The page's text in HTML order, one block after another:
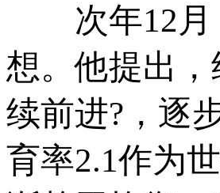
次年12月，
想。他提出
续前进?，逐
育率2.1作为